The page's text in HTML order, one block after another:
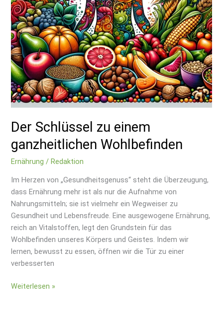
Der Schlüssel zu einem
ganzheitlichen Wohlbefinden
Ernährung /Redaktion
Im Herzen von „Gesundheitsgenuss“ steht die Überzeugung,
dass Ernährung mehr ist als nur die Aufnahme von
Nahrungsmitteln; sie ist vielmehr ein Wegweiser zu
Gesundheit und Lebensfreude. Eine ausgewogene Ernährung,
reich an Vitalstoffen, legt den Grundstein für das
Wohlbefinden unseres Körpers und Geistes. Indem wir
lernen, bewusst zu essen, öffnen wir die Tür zu einer
verbesserten
Weiterlesen »